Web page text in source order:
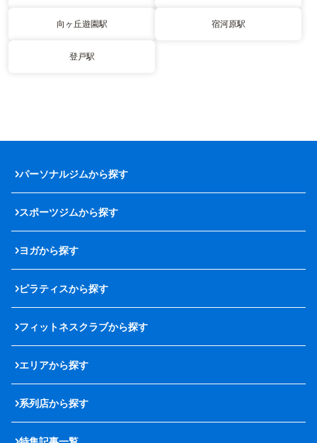
向ヶ丘遊園駅 宿河原駅
登戸駅
パーソナルジムから探す
スポーツジムから探す
ヨガから探す
ピラティスから探す
フィットネスクラブから探す
エリアから探す
系列店から探す